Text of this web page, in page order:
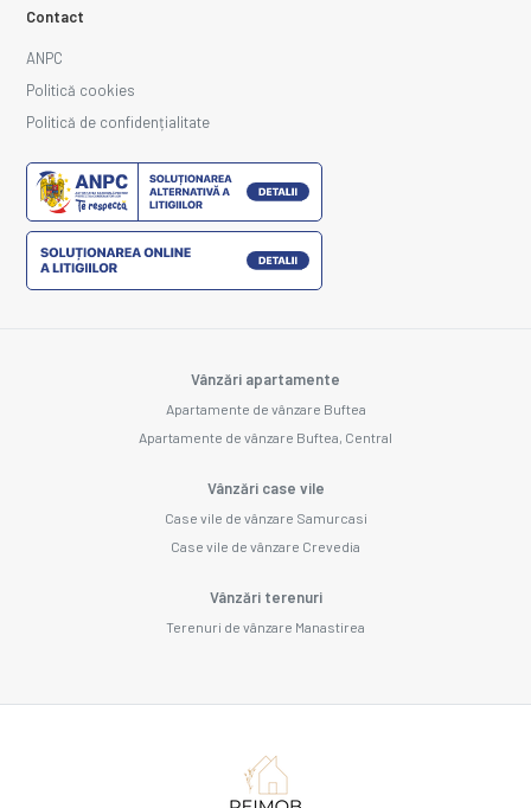
Contact
ANPC
Politică cookies
Politică de confidențialitate
Vânzări apartamente
Apartamente de vânzare Buftea
Apartamente de vânzare Buftea, Central
Vânzări case vile
Case vile de vânzare Samurcasi
Case vile de vânzare Crevedia
Vânzări terenuri
Terenuri de vânzare Manastirea